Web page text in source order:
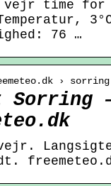
time for
76 …
› sorring
Sorring